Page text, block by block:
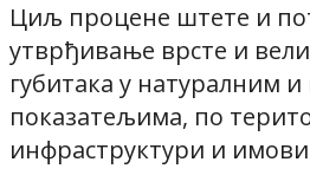
Циљ процене штете и
утврђивање врсте и
губитака у натуралним
показатељима, по
инфраструктури и